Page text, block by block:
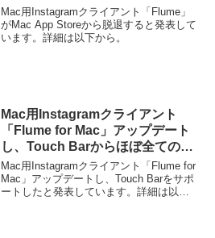
ス移行ツールを公開。
Mac用Instagramクライアント「Flume」
がMac App Storeから脱退すると発表して
います。詳細は以下から。
Mac用Instagramクライアント
「Flume for Mac」アップデート
し、Touch Barからほぼ全ての操
作が可能に。
Mac用Instagramクライアント「Flume for
Mac」アップデートし、Touch Barをサポ
ートしたと発表しています。詳細は以下